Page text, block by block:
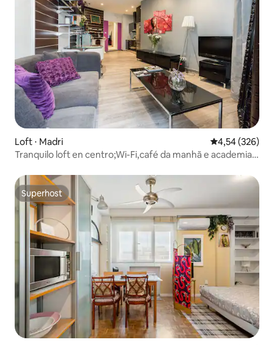
Loft ⋅ Madri 4,54 de uma
4,54 (326)
Tranquilo loft en centro;Wi-Fi,café da manhã e academia
Superhost
Superhost